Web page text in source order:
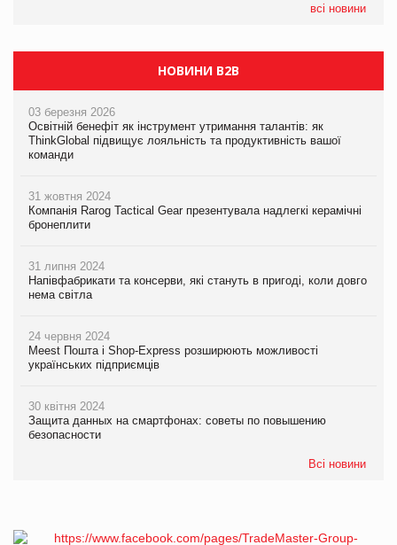
всі новини
НОВИНИ B2B
03 березня 2026
Освітній бенефіт як інструмент утримання талантів: як
ThinkGlobal підвищує лояльність та продуктивність вашої
команди
31 жовтня 2024
Компанія Rarog Tactical Gear презентувала надлегкі керамічні
бронеплити
31 липня 2024
Напівфабрикати та консерви, які стануть в пригоді, коли довго
нема світла
24 червня 2024
Meest Пошта і Shop-Express розширюють можливості
українських підприємців
30 квітня 2024
Защита данных на смартфонах: советы по повышению
безопасности
Всі новини